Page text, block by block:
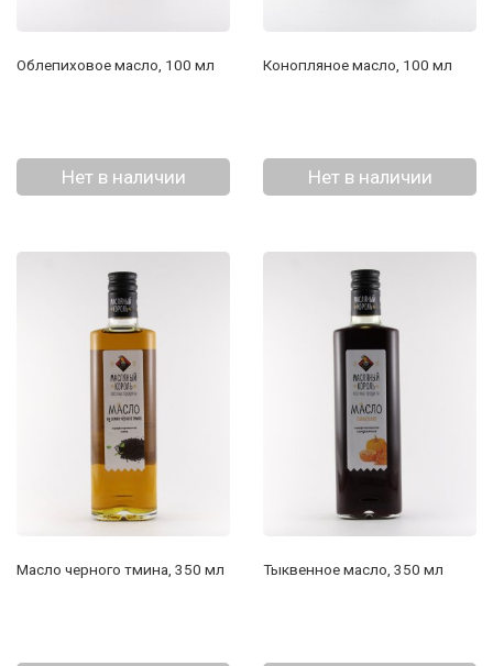
Облепиховое масло, 100 мл
Нет в наличии
Конопляное масло, 100 мл
Нет в наличии
Масло черного тмина, 350 мл Тыквенное масло, 350 мл